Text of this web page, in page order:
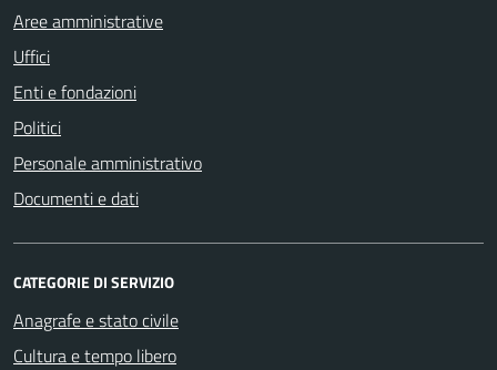
Aree amministrative
Uffici
Enti e fondazioni
Politici
Personale amministrativo
Documenti e dati
CATEGORIE DI SERVIZIO
Anagrafe e stato civile
Cultura e tempo libero